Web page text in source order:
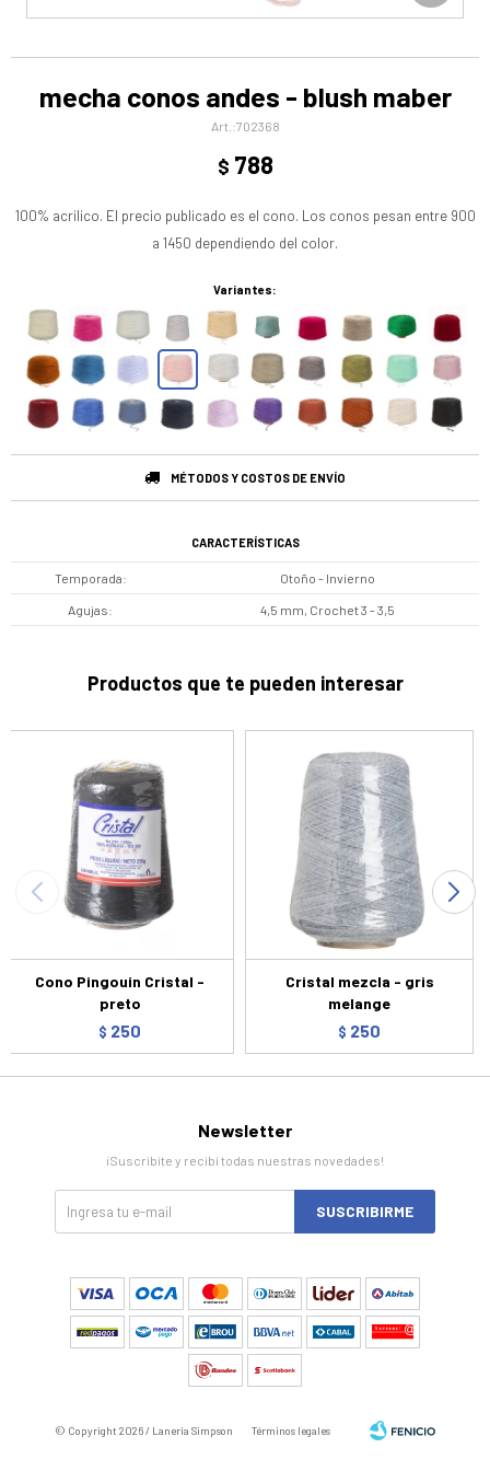
mecha conos andes - blush maber
702368
$ 788
100% acrilico. El precio publicado es el cono. Los conos pesan entre 900
a 1450 dependiendo del color.
Variantes:
MÉTODOS Y COSTOS DE ENVÍO
CARACTERÍSTICAS
Temporada Otoño - Invierno
Agujas 4,5 mm, Crochet 3 - 3,5
Productos que te pueden interesar
Cono Pingouin Cristal -
preto
$ 250
Cristal mezcla - gris
melange
$ 250
Newsletter
¡Suscribite y recibí todas nuestras novedades!
SUSCRIBIRME
© Copyright 2026 / Laneria Simpson Términos legales